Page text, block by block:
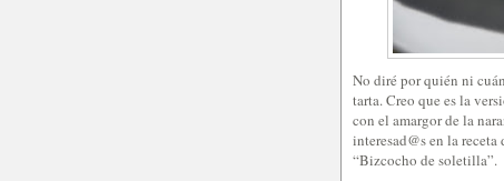
No diré por quién ni
tarta. Creo que es la
con el amargor de la
interesad@s en la
“Bizcocho de soletilla”.